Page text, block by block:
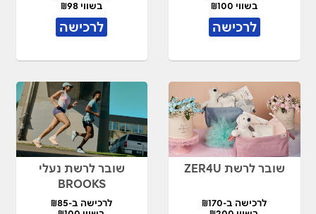
בשווי ₪100
לרכישה
בשווי ₪98
לרכישה
שובר לרשת ZER4U
לרכישה ב-₪170
שובר לרשת נעלי
BROOKS
לרכישה ב-₪85